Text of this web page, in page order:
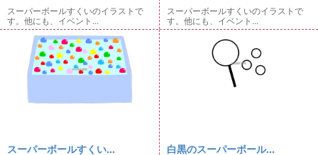
スーパーボールすくいのイラストで
す。他にも、イベント...
スーパーボールすくいのイラストで
す。他にも、イベント...
スーパーボールすくい... 白黒のスーパーボール...